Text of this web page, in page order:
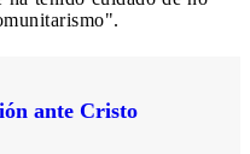
ante Cristo